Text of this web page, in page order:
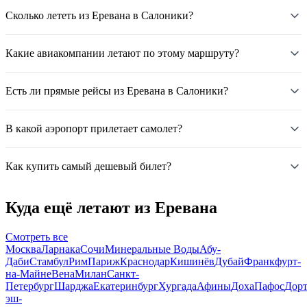
Сколько лететь из Еревана в Салоники?
Какие авиакомпании летают по этому маршруту?
Есть ли прямые рейсы из Еревана в Салоники?
В какой аэропорт прилетает самолет?
Как купить самый дешевый билет?
Куда ещё летают из Еревана
Смотреть все
МоскваЛарнакаСочиМинеральные ВодыАбу-
ДабиСтамбулРимПарижКраснодарКишинёвДубайФранкфурт-
на-МайнеВенаМиланСанкт-
ПетербургШарджаЕкатеринбургХургадаАфиныДохаПафос
эш-